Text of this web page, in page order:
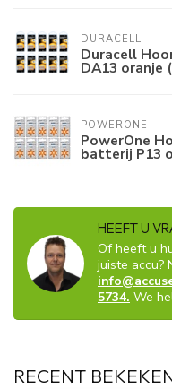
DURACELL
Duracell
DA13 oranje
POWERONE
PowerOne
batterij P13
HEEFT U
Of heeft u
juiste accu?
5734. We
RECENT